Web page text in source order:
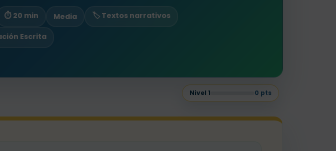
⏱ 20 min Media 🏷️ Textos narrativos
Escrita
Nivel 1 0 pts